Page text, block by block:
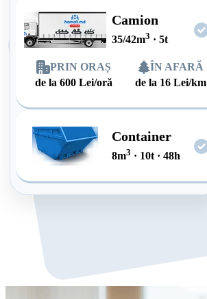
Camion
35/42m3 · 5t
PRIN ORAȘ
de la600 Lei/oră
ÎN AFARĂ
de la 16 Lei/km
Container
8m3 · 10t · 48h